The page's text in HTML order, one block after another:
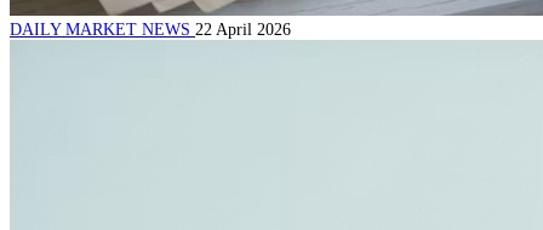
DAILY MARKET NEWS 22 April 2026